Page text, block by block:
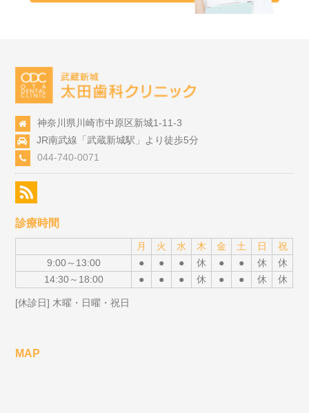
神奈川県川崎市中原区新城1-11-3
JR南武線「武蔵新城駅」より徒歩5分
044-740-0071
診療時間
月 火 水 木 金 土 日
祝
9:00～13:00
● ● ● 休 ● ● 休
休
14:30～18:00
● ● ● 休 ● ● 休 休
[休診日] 木曜・日曜・祝日
MAP